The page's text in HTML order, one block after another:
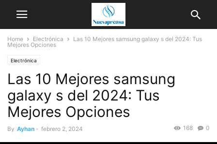
Home Electrónica
Las 10 Mejores samsung galaxy s del 2024: Tus
Mejores Opciones
Electrónica
Las 10 Mejores samsung
galaxy s del 2024: Tus
Mejores Opciones
By Ayhan - febrero 2, 2024 0
168